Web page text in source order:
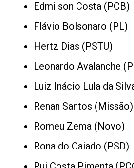
Edmilson Costa (PCB)
Flávio Bolsonaro (PL)
Hertz Dias (PSTU)
Leonardo Avalanche
Luiz Inácio Lula da
Renan Santos (Missão)
Romeu Zema (Novo)
Ronaldo Caiado (PSD)